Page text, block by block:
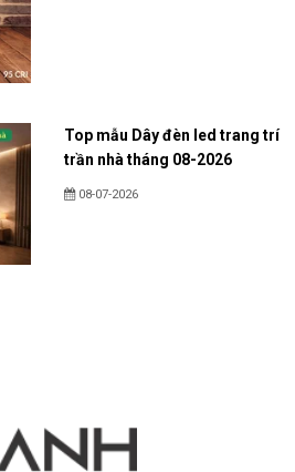
Top mẫu Dây đèn led trang trí
trần nhà tháng 08-2026
08-07-2026